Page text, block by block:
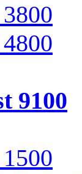
9100